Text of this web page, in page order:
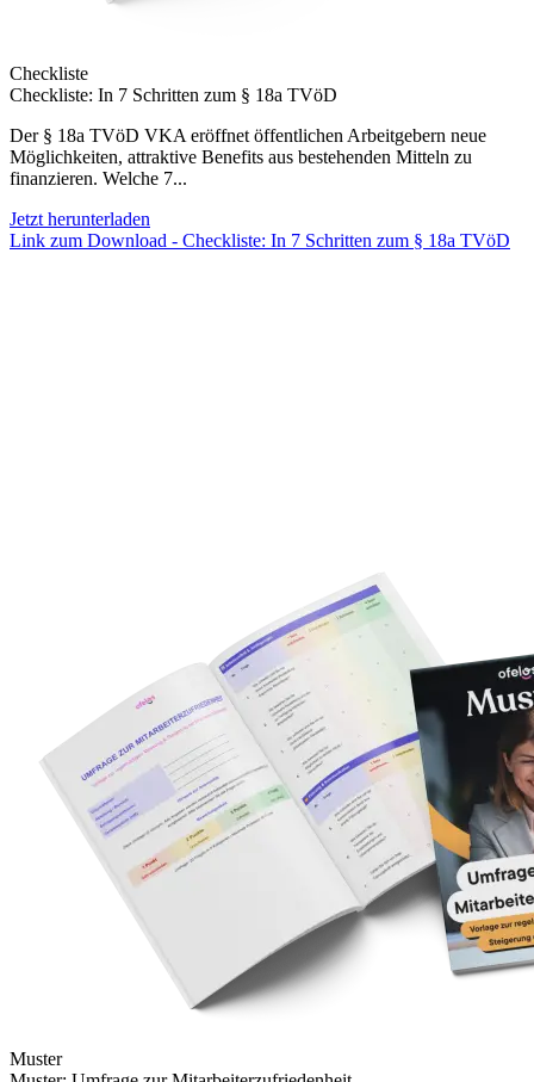
Checkliste
Checkliste: In 7 Schritten zum § 18a TVöD
Der § 18a TVöD VKA eröffnet öffentlichen Arbeitgebern neue
Möglichkeiten, attraktive Benefits aus bestehenden Mitteln zu
finanzieren. Welche 7...
Jetzt herunterladen
Link zum Download - Checkliste: In 7 Schritten zum § 18a TVöD
Muster